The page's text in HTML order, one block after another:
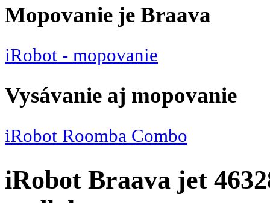
Mopovanie je Braava
iRobot - mopovanie
Vysávanie aj mopovanie
iRobot Roomba Combo
iRobot Braava jet